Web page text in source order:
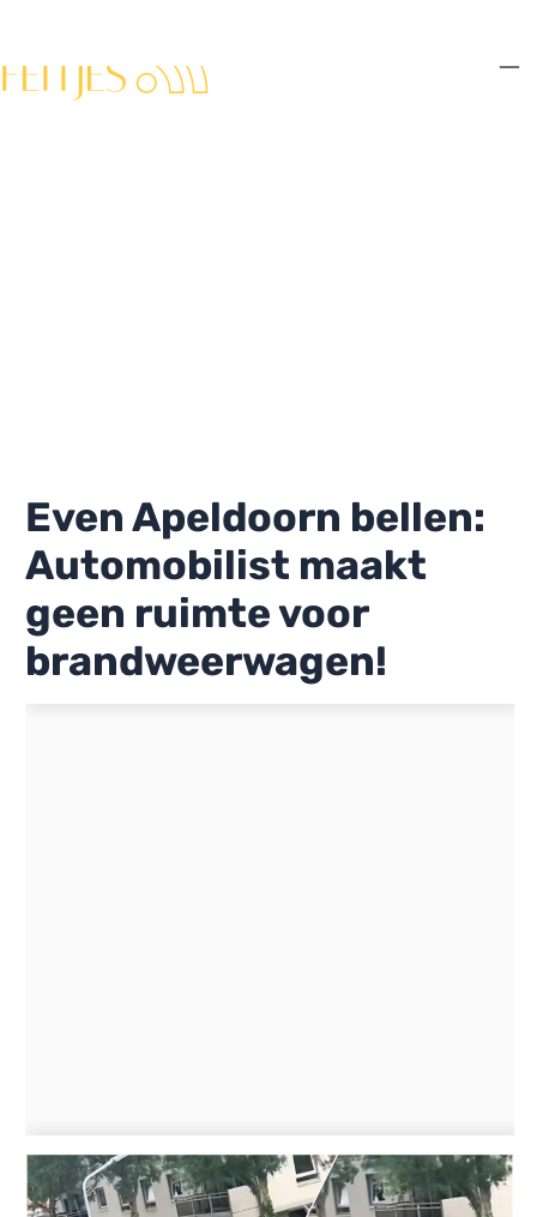
de
Even Apeldoorn bellen:
Automobilist maakt
geen ruimte voor
brandweerwagen!